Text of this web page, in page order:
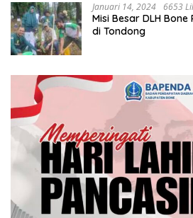
Januari 14, 2024 6653
Misi Besar DLH
di Tondong